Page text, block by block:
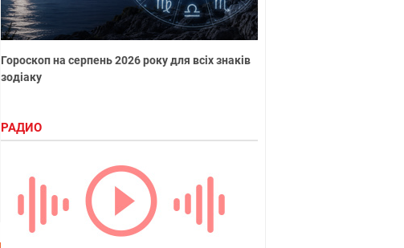
Гороскоп на серпень 2026 року для всіх знаків
зодіаку
РАДИО